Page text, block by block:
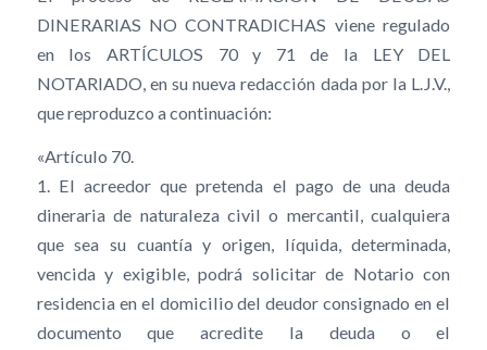
DINERARIAS NO CONTRADICHAS viene regulado
en los ARTÍCULOS 70 y 71 de la LEY DEL
NOTARIADO, en su nueva redacción dada por la L.J.V.,
que reproduzco a continuación:
«Artículo 70.
1. El acreedor que pretenda el pago de una deuda
dineraria de naturaleza civil o mercantil, cualquiera
que sea su cuantía y origen, líquida, determinada,
vencida y exigible, podrá solicitar de Notario con
residencia en el domicilio del deudor consignado en el
documento que acredite la deuda o el